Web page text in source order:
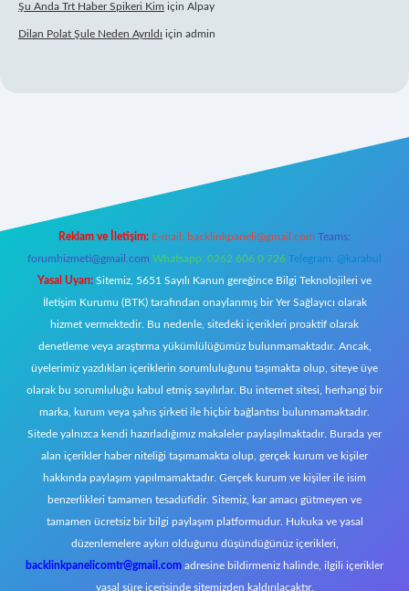
Şu Anda Trt Haber Spikeri Kim için Alpay
Dilan Polat Şule Neden Ayrıldı için admin
Reklam ve İletişim: E-mail: backlinkpaneli@gmail.com Teams:
forumhizmeti@gmail.com Whatsapp: 0262 606 0 726 Telegram: @karabul
Yasal Uyarı: Sitemiz, 5651 Sayılı Kanun gereğince Bilgi Teknolojileri ve
İletişim Kurumu (BTK) tarafından onaylanmış bir Yer Sağlayıcı olarak
hizmet vermektedir. Bu nedenle, sitedeki içerikleri proaktif olarak
denetleme veya araştırma yükümlülüğümüz bulunmamaktadır. Ancak,
üyelerimiz yazdıkları içeriklerin sorumluluğunu taşımakta olup, siteye üye
olarak bu sorumluluğu kabul etmiş sayılırlar. Bu internet sitesi, herhangi bir
marka, kurum veya şahıs şirketi ile hiçbir bağlantısı bulunmamaktadır.
Sitede yalnızca kendi hazırladığımız makaleler paylaşılmaktadır. Burada yer
alan içerikler haber niteliği taşımamakta olup, gerçek kurum ve kişiler
hakkında paylaşım yapılmamaktadır. Gerçek kurum ve kişiler ile isim
benzerlikleri tamamen tesadüfidir. Sitemiz, kar amacı gütmeyen ve
tamamen ücretsiz bir bilgi paylaşım platformudur. Hukuka ve yasal
düzenlemelere aykırı olduğunu düşündüğünüz içerikleri,
backlinkpanelicomtr@gmail.com adresine bildirmeniz halinde, ilgili içerikler
yasal süre içerisinde sitemizden kaldırılacaktır.